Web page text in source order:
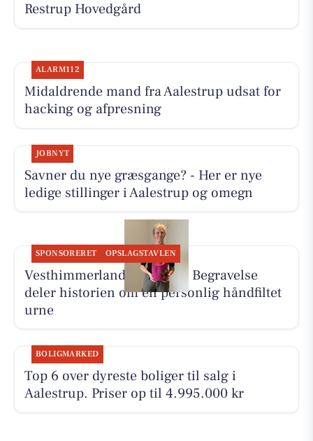
Restrup Hovedgård
ALARM112
Midaldrende mand fra Aalestrup udsat for
hacking og afpresning
JOBNYT
Savner du nye græsgange? - Her er nye
ledige stillinger i Aalestrup og omegn
SPONSORERET OPSLAGSTAVLEN
Vesthimmerlands og Farsø Begravelse
deler historien om en personlig håndfiltet
urne
BOLIGMARKED
Top 6 over dyreste boliger til salg i
Aalestrup. Priser op til 4.995.000 kr